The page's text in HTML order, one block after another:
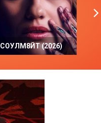
СОУЛМ8ЙТ (2026)